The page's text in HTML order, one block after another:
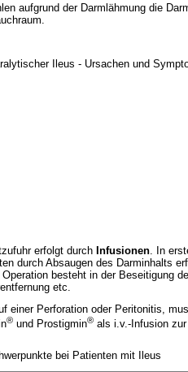
aufgrund der Darmlähmung die
Ileus - Ursachen und
erfolgt durch Infusionen. In
durch Absaugen des Darminhalts
Operation besteht in der Beseitigung
etc.
einer Perforation oder Peritonitis,
® und Prostigmin® als i.v.-Infusion
bei Patienten mit Ileus